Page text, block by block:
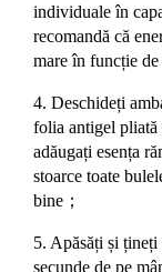
individuale în
recomandă că
mare în funcție
4. Deschideți
folia antigel pliată
adăugați esența
stoarce toate
bine ；
5. Apăsăți și
secunde de pe